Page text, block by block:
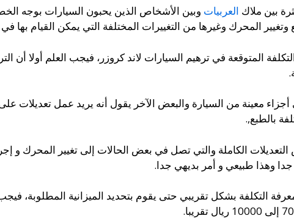
بين ملاك العربيات وبين الأشخاص الذين يحبون السيارات بوجه
المحرك وغيرها من التغييرات المختلفة التي يمكن القيام
المتوقعة في ترهيم السيارات لاند كروزر، فيجب العلم أولا أن
معينة من السيارة والبعض الآخر يقول أنه يريد عمل تعديلات
بالطبع,.
الكاملة والتي تصل في بعض الحالات إلى تغيير المحرك و
وهذا طبيعي و أمر بديهي جدا.
التكلفة بشكل تقريبي حتى يقوم بتحديد الميزانية المطلوبة،